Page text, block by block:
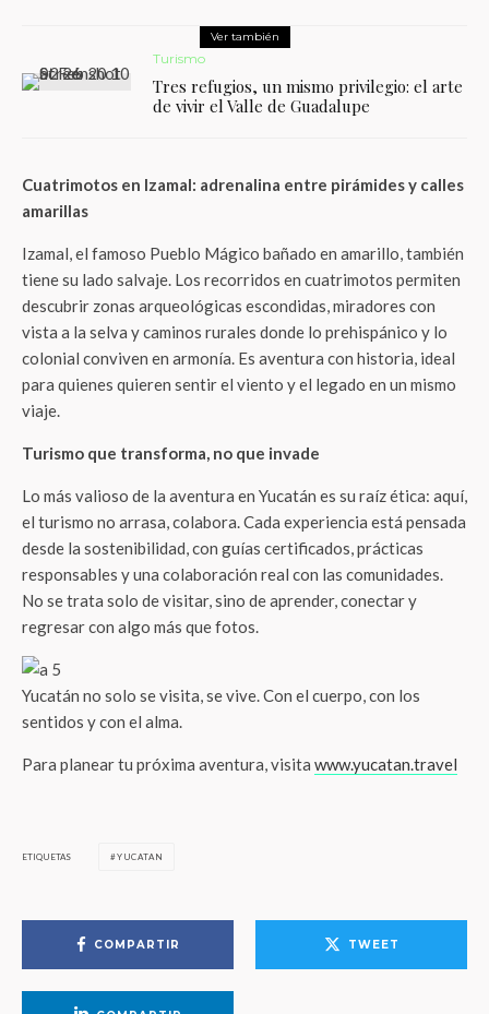
Ver también
Turismo
Tres refugios, un mismo privilegio: el arte
de vivir el Valle de Guadalupe
Cuatrimotos en Izamal: adrenalina entre pirámides y calles
amarillas
Izamal, el famoso Pueblo Mágico bañado en amarillo, también
tiene su lado salvaje. Los recorridos en cuatrimotos permiten
descubrir zonas arqueológicas escondidas, miradores con
vista a la selva y caminos rurales donde lo prehispánico y lo
colonial conviven en armonía. Es aventura con historia, ideal
para quienes quieren sentir el viento y el legado en un mismo
viaje.
Turismo que transforma, no que invade
Lo más valioso de la aventura en Yucatán es su raíz ética: aquí,
el turismo no arrasa, colabora. Cada experiencia está pensada
desde la sostenibilidad, con guías certificados, prácticas
responsables y una colaboración real con las comunidades.
No se trata solo de visitar, sino de aprender, conectar y
regresar con algo más que fotos.
Yucatán no solo se visita, se vive. Con el cuerpo, con los
sentidos y con el alma.
Para planear tu próxima aventura, visita www.yucatan.travel
ETIQUETAS YUCATAN
COMPARTIR TWEET